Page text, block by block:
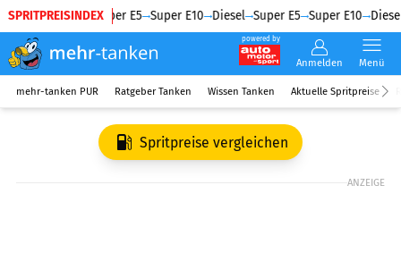
SPRITPREISINDEX
Diesel Super E5 Super E10 Diesel Super E5 Super E10 Diesel
powered by
Anmelden Menü
mehr-tanken PUR Ratgeber Tanken Wissen Tanken Aktuelle Spritpreise
Spritpreise vergleichen
ANZEIGE